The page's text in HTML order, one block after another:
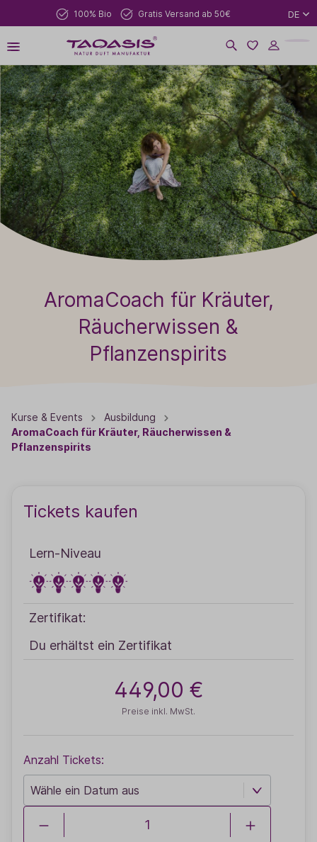
100% Bio Gratis Versand ab 50€ DE
AromaCoach für Kräuter,
Räucherwissen &
Pflanzenspirits
Kurse & Events
Ausbildung
AromaCoach für Kräuter, Räucherwissen &
Pflanzenspirits
Tickets kaufen
Lern-Niveau
Zertifikat:
Du erhältst ein Zertifikat
449,00 €
Preise inkl. MwSt.
Anzahl Tickets: